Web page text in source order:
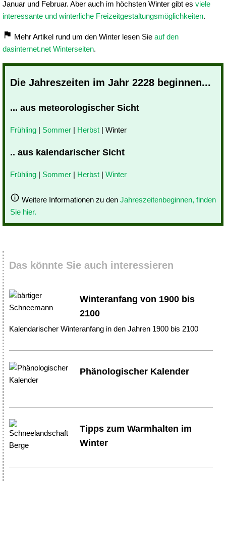
Januar und Februar. Aber auch im höchsten Winter gibt es viele
interessante und winterliche Freizeitgestaltungsmöglichkeiten.
Mehr Artikel rund um den Winter lesen Sie auf den
dasinternet.net Winterseiten.
Die Jahreszeiten im Jahr 2228 beginnen...
... aus meteorologischer Sicht
Frühling | Sommer | Herbst | Winter
.. aus kalendarischer Sicht
Frühling | Sommer | Herbst | Winter
Weitere Informationen zu den Jahreszeitenbeginnen, finden
Sie hier.
Das könnte Sie auch interessieren
Winteranfang von 1900 bis
2100
Kalendarischer Winteranfang in den Jahren 1900 bis 2100
Phänologischer Kalender
Tipps zum Warmhalten im
Winter